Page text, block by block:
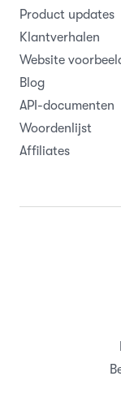
Product updates
Klantverhalen
Website
Blog
API-documenten
Woordenlijst
Affiliates